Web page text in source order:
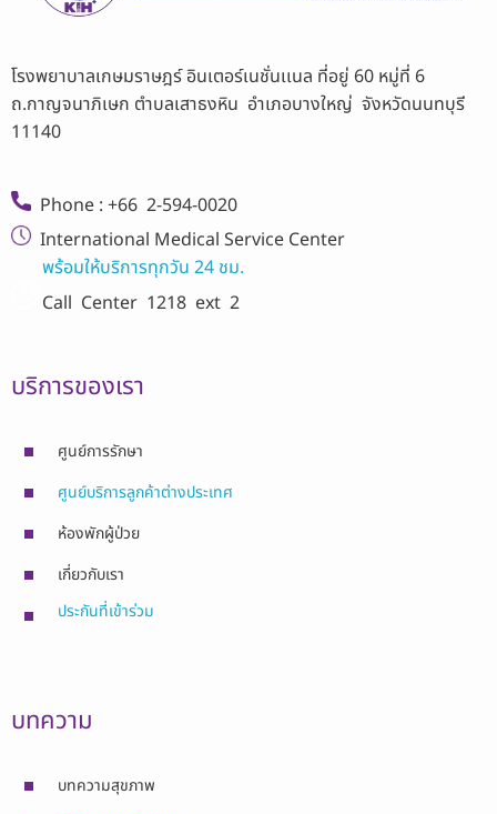
โรงพยาบาลเกษมราษฎร์ อินเตอร์เนชั่นเเนล ที่อยู่ 60 หมู่ที่ 6
ถ.กาญจนาภิเษก ตำบลเสาธงหิน อำเภอบางใหญ่ จังหวัดนนทบุรี
11140
Phone : +66 2-594-0020
International Medical Service Center
พร้อมให้บริการทุกวัน 24 ชม.
Call Center 1218 ext 2
บริการของเรา
ศูนย์การรักษา
ศูนย์บริการลูกค้าต่างประเทศ
ห้องพักผู้ป่วย
เกี่ยวกับเรา
ประกันที่เข้าร่วม
บทความ
บทความสุขภาพ